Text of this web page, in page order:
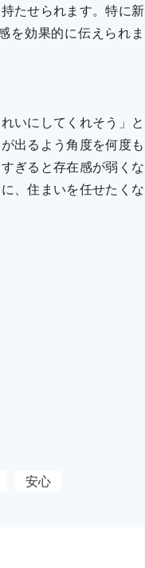
たせられます。特に新
を効果的に伝えられま
いにしてくれそう」と
出るよう角度を何度も
ぎると存在感が弱くな
、住まいを任せたくな
安心